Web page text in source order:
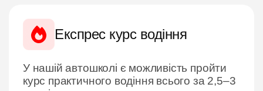
Експрес курс водіння
У нашій автошколі є можливість пройти
курс практичного водіння всього за 2,5–3